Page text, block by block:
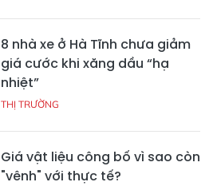
8 nhà xe ở Hà Tĩnh chưa giảm
giá cước khi xăng dầu “hạ
nhiệt”
THỊ TRƯỜNG
Giá vật liệu công bố vì sao còn
"vênh" với thực tế?